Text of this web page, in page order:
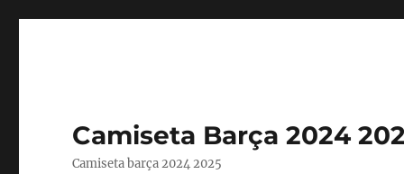
Camiseta Barça 2024
Camiseta barça 2024 2025